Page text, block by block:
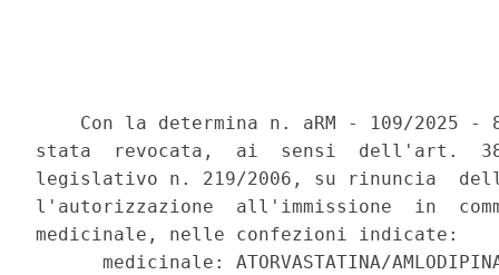
Con la determina n. aRM - 109/2025 -
stata  revocata,  ai  sensi  dell'art.
legislativo n. 219/2006, su rinuncia
l'autorizzazione  all'immissione  in
medicinale, nelle confezioni indicate:
medicinale: ATORVASTATINA/